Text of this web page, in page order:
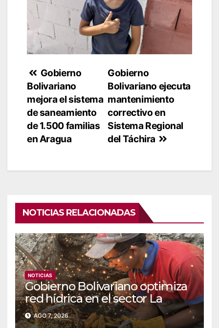
Navegación
de
entradas
Gobierno
Bolivariano ejecuta
mantenimiento
correctivo en
Sistema Regional
del Táchira
Gobierno
Bolivariano
mejora el sistema
de saneamiento
de 1.500 familias
en Aragua
NOTICIAS RELACIONADAS
NOTICIAS
Gobierno Bolivariano optimiza
red hídrica en el sector La
Majada
AGO 7, 2026